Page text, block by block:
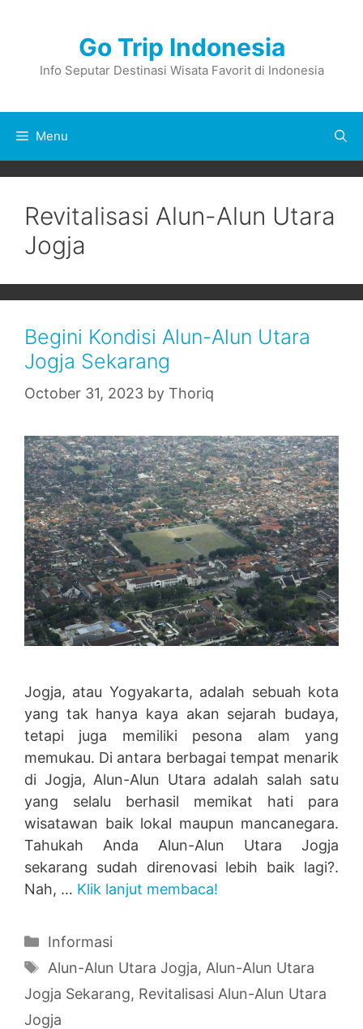
Go Trip Indonesia
Info Seputar Destinasi Wisata Favorit di Indonesia
Menu
Revitalisasi Alun-Alun Utara
Jogja
Begini Kondisi Alun-Alun Utara
Jogja Sekarang
October 31, 2023 by Thoriq
Jogja, atau Yogyakarta, adalah sebuah kota
yang tak hanya kaya akan sejarah budaya,
tetapi juga memiliki pesona alam yang
memukau. Di antara berbagai tempat menarik
di Jogja, Alun-Alun Utara adalah salah satu
yang selalu berhasil memikat hati para
wisatawan baik lokal maupun mancanegara.
Tahukah Anda Alun-Alun Utara Jogja
sekarang sudah direnovasi lebih baik lagi?.
Nah, … Klik lanjut membaca!
Categories
Informasi
Tags
Alun-Alun Utara Jogja, Alun-Alun Utara
Jogja Sekarang, Revitalisasi Alun-Alun Utara
Jogja